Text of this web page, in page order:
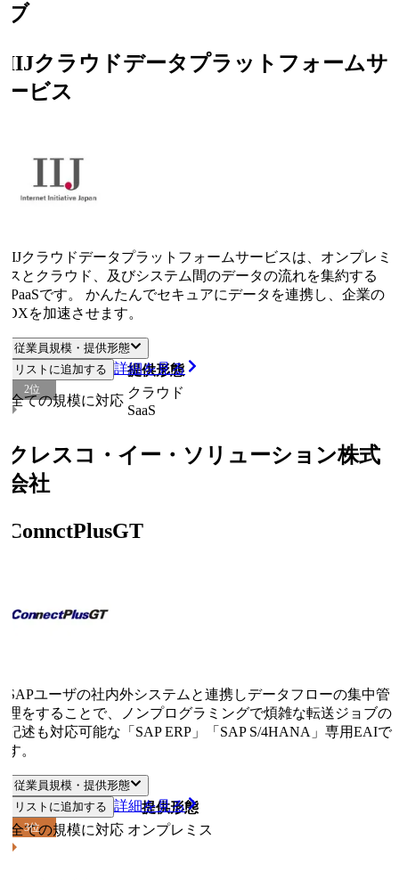
クラウドデータプラットフォームサ
ビス
クラウドデータプラットフォームサービスは、オンプレミ
とクラウド、及びシステム間のデータの流れを集約する
です。 かんたんでセキュアにデータを連携し、企業の
を加速させます。
従業員規模・提供形態
従業員規模
提供形態
ての規模に対応
クラウド
SaaS
リストに追加する 詳細を見る
位
レスコ・イー・ソリューション株式
社
ユーザの社内外システムと連携しデータフローの集中管
をすることで、ノンプログラミングで煩雑な転送ジョブの
述も対応可能な「SAP ERP」「SAP S/4HANA」専用EAIで
。
従業員規模・提供形態
従業員規模
提供形態
ての規模に対応 オンプレミス
リストに追加する 詳細を見る
3位